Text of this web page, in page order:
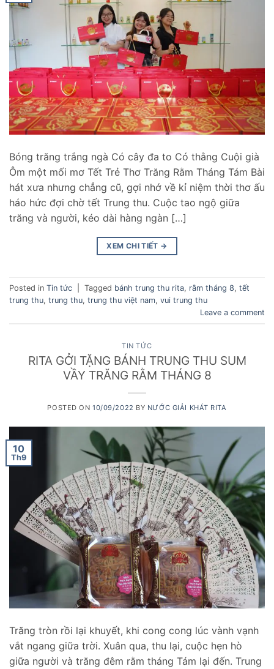
Bóng trăng trắng ngà Có cây đa to Có thằng Cuội già
Ôm một mối mơ Tết Trẻ Thơ Trăng Rằm Tháng Tám Bài
hát xưa nhưng chẳng cũ, gợi nhớ về kỉ niệm thời thơ ấu
háo hức đợi chờ tết Trung thu. Cuộc tao ngộ giữa
trăng và người, kéo dài hàng ngàn […]
XEM CHI TIẾT →
Posted in Tin tức Tagged bánh trung thu rita, rằm tháng 8, tết
trung thu, trung thu, trung thu việt nam, vui trung thu
Leave a comment
TIN TỨC
RITA GỞI TẶNG BÁNH TRUNG THU SUM
VẦY TRĂNG RẰM THÁNG 8
POSTED ON10/09/2022 BY NƯỚC GIẢI KHÁT RITA
10
Th9
Trăng tròn rồi lại khuyết, khi cong cong lúc vành vạnh
vắt ngang giữa trời. Xuân qua, thu lại, cuộc hẹn hò
giữa người và trăng đêm rằm tháng Tám lại đến. Trung